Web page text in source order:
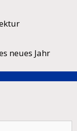
neues Jahr